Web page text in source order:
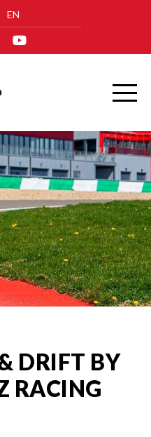
EN
DRIFT BY
RACING